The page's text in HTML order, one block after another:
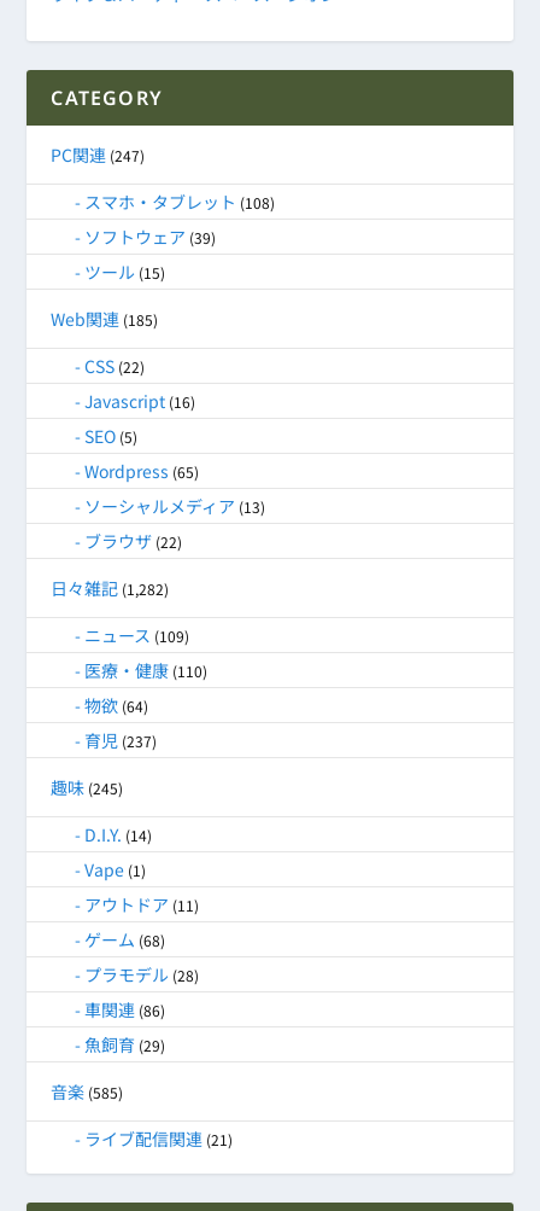
CATEGORY
PC関連 (247)
スマホ・タブレット (108)
ソフトウェア (39)
ツール (15)
Web関連 (185)
CSS (22)
Javascript (16)
SEO (5)
Wordpress (65)
ソーシャルメディア (13)
ブラウザ (22)
日々雑記 (1,282)
ニュース (109)
医療・健康 (110)
物欲 (64)
育児 (237)
趣味 (245)
D.I.Y. (14)
Vape (1)
アウトドア (11)
ゲーム (68)
プラモデル (28)
車関連 (86)
魚飼育 (29)
音楽 (585)
ライブ配信関連 (21)